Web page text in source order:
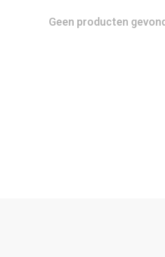
Geen producten